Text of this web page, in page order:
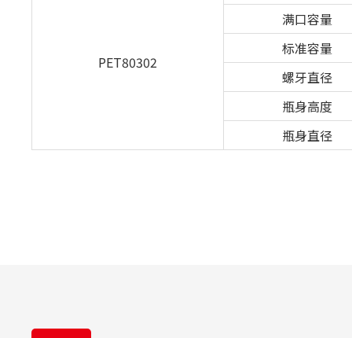
PET80302
满口容量
标准容量
螺牙直径
瓶身高度
瓶身直径